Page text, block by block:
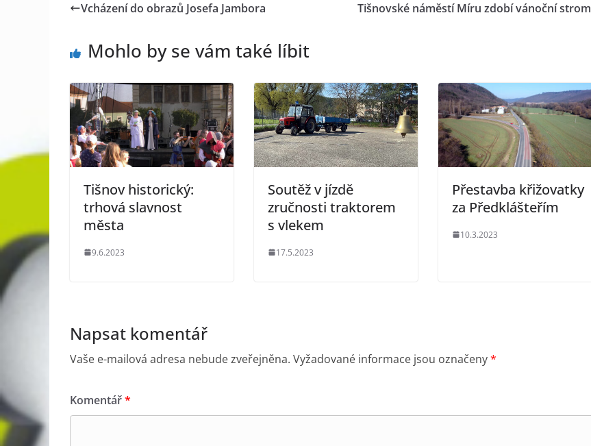
Vcházení do obrazů Josefa Jambora Tišnovské náměstí Míru zdobí vánoční strom
Mohlo by se vám také líbit
Tišnov historický:
trhová slavnost
města
9.6.2023
Soutěž v jízdě
zručnosti traktorem
s vlekem
17.5.2023
Přestavba křižovatky
za Předklášteřím
10.3.2023
Napsat komentář
Vaše e-mailová adresa nebude zveřejněna. Vyžadované informace jsou označeny*
Komentář*